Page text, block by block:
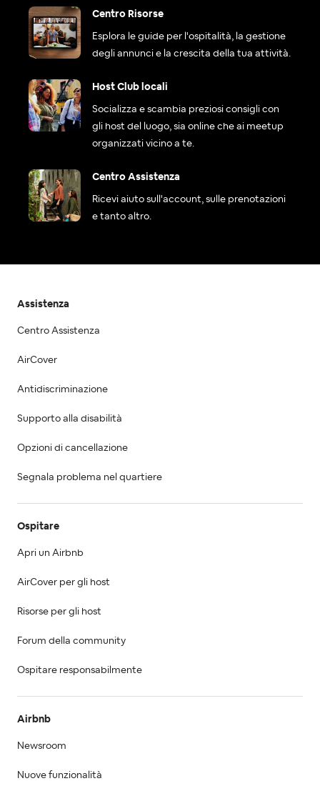
Centro Risorse
Esplora le guide per l'ospitalità, la gestione
degli annunci e la crescita della tua attività.
Host Club locali
Socializza e scambia preziosi consigli con
gli host del luogo, sia online che ai meetup
organizzati vicino a te.
Centro Assistenza
Ricevi aiuto sull'account, sulle prenotazioni
e tanto altro.
Assistenza
Centro Assistenza
AirCover
Antidiscriminazione
Supporto alla disabilità
Opzioni di cancellazione
Segnala problema nel quartiere
Ospitare
Apri un Airbnb
AirCover per gli host
Risorse per gli host
Forum della community
Ospitare responsabilmente
Airbnb
Newsroom
Nuove funzionalità